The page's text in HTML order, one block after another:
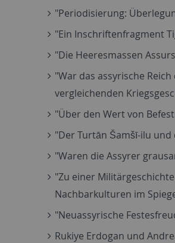
"Periodisierung:
"Ein Inschriftenfragment
"Die Heeresmassen
"War das assyrische
vergleichenden
"Über den Wert von
"Der Turtān Šamšī-ilu und
"Waren die Assyrer
"Zu einer
Nachbarkulturen im
"Neuassyrische
Rukiye Erdogan und